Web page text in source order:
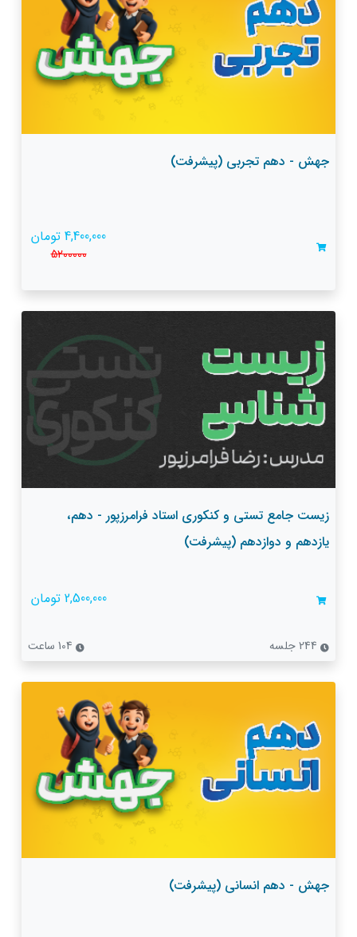
جهش - دهم تجربی (پیشرفت)
4,400,000 تومان
5200000
زیست جامع تستی و کنکوری استاد فرامرزپور - دهم،
یازدهم و دوازدهم (پیشرفت)
2,500,000 تومان
جهش - دهم انسانی (پیشرفت)